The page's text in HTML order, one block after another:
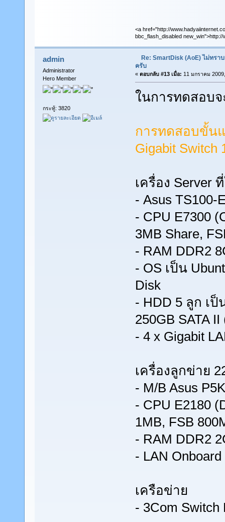
<a href="http://
bbc_flash_disabled
admin
Administrator
Hero Member
กระทู้: 3820
Re: SmartDisk (AoE) ไม่ทร
ครับ
« ตอบกลับ #13 เมื่อ: 11 มกราคม
ในการทดสอบ
การทดสอบขั้นแ
Gigabit Switch
เครื่อง Server
- Asus
- CPU E7300
3MB Share,
- RAM DDR2
- OS เป็น
Disk
- HDD 5 ลูก เ
250GB SATA
- 4 x Gigabit
เครื่องลูกข่าย
- M/B Asus
- CPU E2180
1MB, FSB
- RAM DDR2
- LAN
เครือข่าย
- 3Com Switch